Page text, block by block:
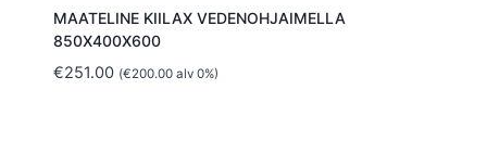
MAATELINE KIILAX VEDENOHJAIMELLA
850X400X600
€251.00 (€200.00alv 0%)